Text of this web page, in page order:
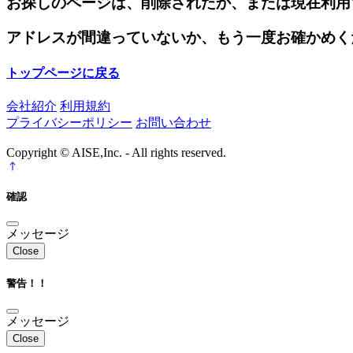
アドレスが間違っていないか、もう一度お確かめ
トップページに戻る
会社紹介 利用規約
プライバシーポリシー お問い合わせ
Copyright © AISE,Inc. - All rights reserved.
確認
メッセージ
Close
警告！！
メッセージ
Close